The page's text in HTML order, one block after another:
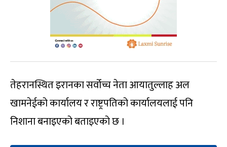
तेहरानस्थित इरानका सर्वोच्च नेता आयातुल्लाह अल
खामनेईको कार्यालय र राष्ट्रपतिको कार्यालयलाई पनि
निशाना बनाइएको बताइएको छ ।